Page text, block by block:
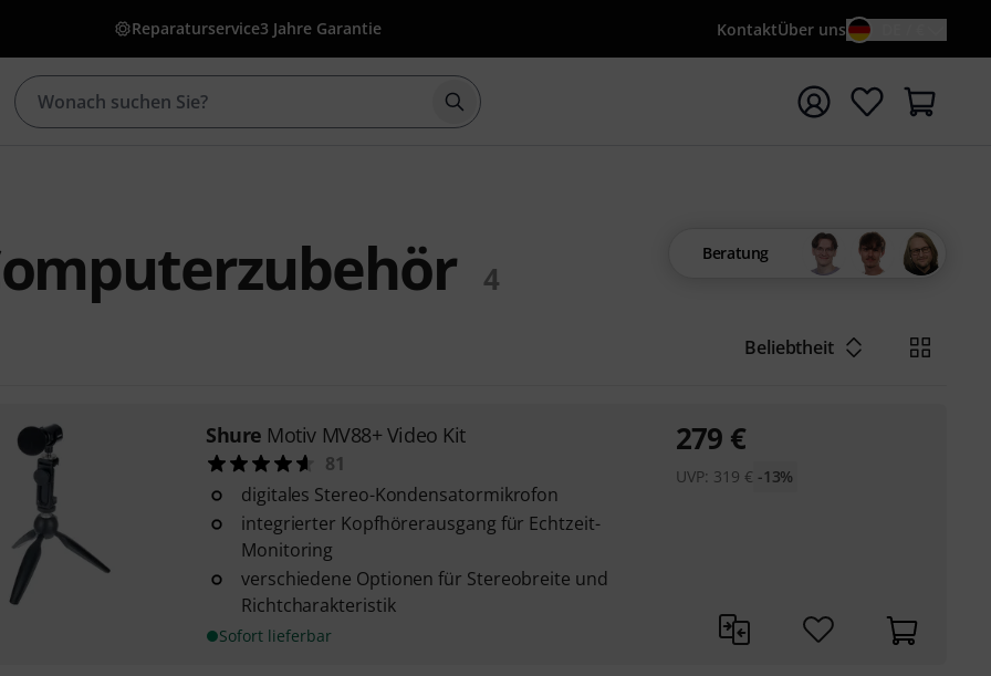
Reparaturservice3 Jahre Garantie KontaktÜber uns
Suche mit Suchwort {searchTerm} starten
4
Beratung
Beliebtheit
Shure Motiv MV88+ Video Kit
81
digitales Stereo-Kondensatormikrofon
integrierter Kopfhörerausgang für Echtzeit-
Monitoring
verschiedene Optionen für Stereobreite und
Richtcharakteristik
Sofort lieferbar
279 €
UVP: 319 € -13%